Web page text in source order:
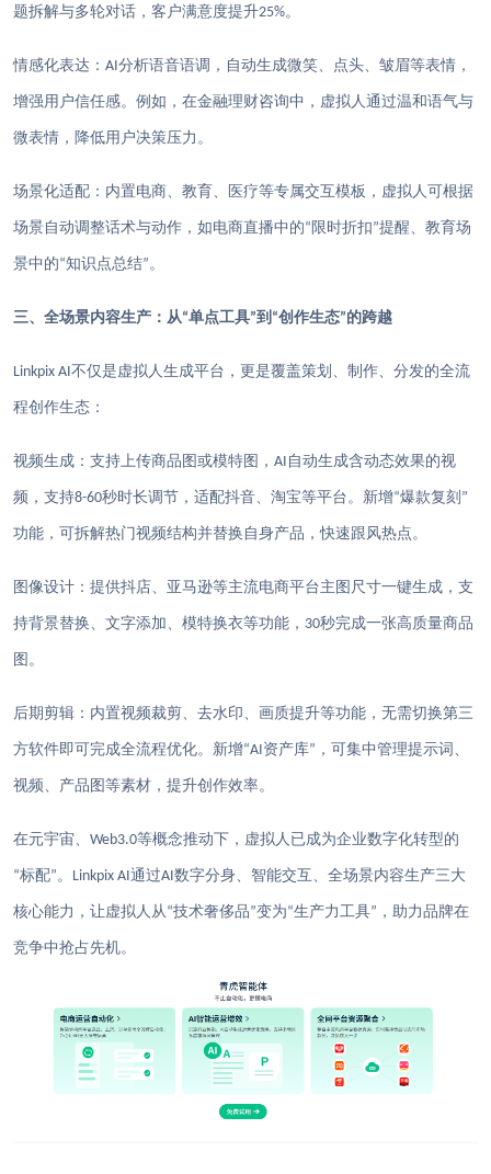
题拆解与多轮对话，客户满意度提升25%。
情感化表达： AI分析语音语调，自动生成微笑、点头、皱眉等表情，
增强用户信任感。例如，在金融理财咨询中，虚拟人通过温和语气与
微表情，降低用户决策压力。
场景化适配：内置电商、教育、医疗等专属交互模板，虚拟人可根据
场景自动调整话术与动作，如电商直播中的“ 限时折扣”提醒、教育场
景中的“知识点总结”。
三、全场景内容生产：从“单点工具”到 “创作生态”的跨越
Linkpix AI不仅是虚拟人生成平台，更是覆盖策划、制作、分发的全流
程创作生态：
视频生成：支持上传商品图或模特图， AI 自动生成含动态效果的视
频，支持8-60秒时长调节，适配抖音、淘宝等平台。新增“爆款复刻 ”
功能，可拆解热门视频结构并替换自身产品，快速跟风热点。
图像设计：提供抖店、亚马逊等主流电商平台主图尺寸一键生成，支
持背景替换、文字添加、模特换衣等功能， 30秒完成一张高质量商品
图。
后期剪辑：内置视频裁剪、去水印、画质提升等功能，无需切换第三
方软件即可完成全流程优化。新增“AI资产库” ，可集中管理提示词、
视频、产品图等素材，提升创作效率。
在元宇宙、 Web3.0等概念推动下，虚拟人已成为企业数字化转型的
“标配”。 Linkpix AI通过AI数字分身、智能交互、全场景内容生产三大
核心能力，让虚拟人从“技术奢侈品”变为“生产力工具” ，助力品牌在
竞争中抢占先机。